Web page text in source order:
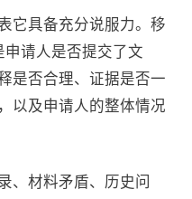
它具备充分说服力。移
请人是否提交了文
是否合理、证据是否一
以及申请人的整体情况
、材料矛盾、历史问